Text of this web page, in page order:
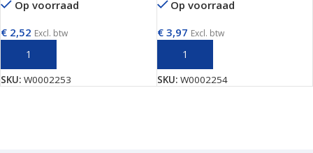
Op voorraad
€ 2,52 Excl. btw
SKU: W0002253
Op voorraad
€3,97 Excl. btw
SKU: W0002254